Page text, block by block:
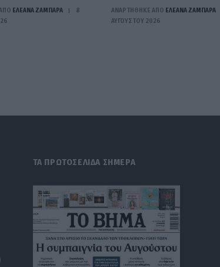
ΕΛΕΑΝΑ ΖΑΜΠΑΡΑ
8
ΑΝΑΡΤΗΘΗΚΕ ΑΠΟ ΕΛΕΑΝΑ ΖΑΜΠΑΡΑ
ΑΥΓΟΎΣΤΟΥ 2026
ΤΑ ΠΡΩΤΟΣΕΛΙΔΑ ΣΗΜΕΡΑ